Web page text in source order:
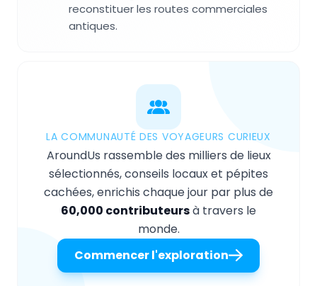
reconstituer les routes commerciales
antiques.
LA COMMUNAUTÉ DES VOYAGEURS CURIEUX
AroundUs rassemble des milliers de lieux
sélectionnés, conseils locaux et pépites
cachées, enrichis chaque jour par plus de
60,000 contributeursà travers le
monde.
Commencer l'exploration